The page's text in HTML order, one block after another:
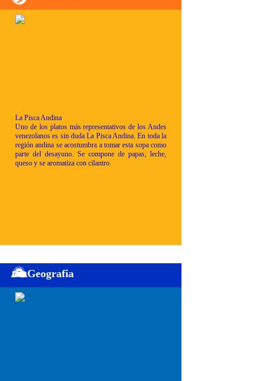
La Pisca Andina
Uno de los platos más representativos de los Andes
venezolanos es sin duda La Pisca Andina. En toda la
región andina se acostumbra a tomar esta sopa como
parte del desayuno. Se compone de papas, leche,
queso y se aromatiza con cilantro.
Geografia